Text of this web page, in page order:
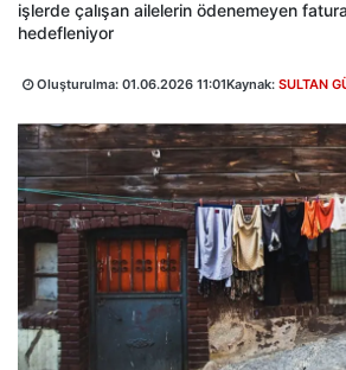
işlerde çalışan ailelerin ödenemeyen
hedefleniyor
Oluşturulma: 01.06.2026 11:01Kaynak: SULTAN